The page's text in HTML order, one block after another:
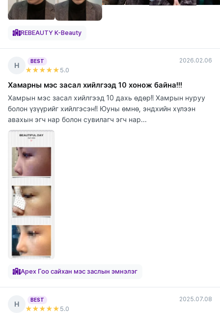
REBEAUTY K-Beauty
Н
BEST
★★★★★ 5.0
2026.02.06
Хамарны мэс засал хийлгээд 10 хонож байна!!!
Хамрын мэс засал хийлгээд 10 дахь өдөр!! Хамрын нуруу
болон үзүүрийг хийлгэсэн!! Юуны өмнө, эндхийн хүлээн
авахын эгч нар болон сувилагч эгч нар...
Apex Гоо сайхан мэс заслын эмнэлэг
Н
BEST
★★★★★ 5.0
2025.07.08